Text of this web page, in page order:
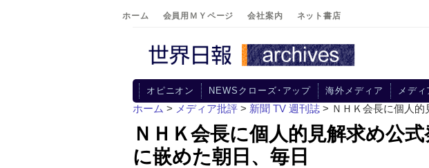
ホーム 会員用ＭＹページ 会社案内 ネット書店
オピニオン NEWSクローズ･アップ 海外メディア メディ
ホーム > メディア批評 > 新聞 TV 週刊誌 > ＮＨＫ会長に個人的
ＮＨＫ会長に個人的見解求め公
に嵌めた朝日、毎日